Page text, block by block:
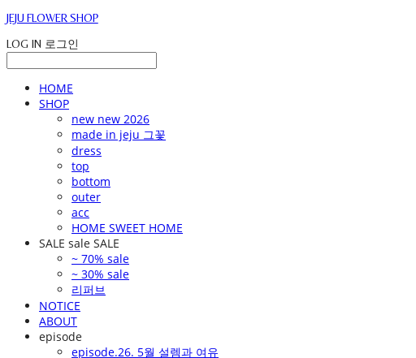
JEJU FLOWER SHOP
LOG IN 로그인
HOME
SHOP
new new 2026
made in jeju 그꽃
dress
top
bottom
outer
acc
HOME SWEET HOME
SALE sale SALE
~ 70% sale
~ 30% sale
리퍼브
NOTICE
ABOUT
episode
episode.26. 5월 설렘과 여유